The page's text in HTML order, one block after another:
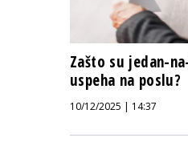
Zašto su jedan-
uspeha na poslu?
10/12/2025 | 14:37